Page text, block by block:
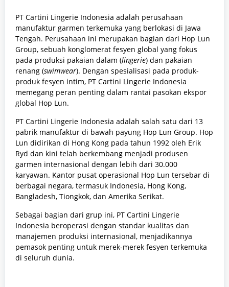
PT Cartini Lingerie Indonesia adalah perusahaan
manufaktur garmen terkemuka yang berlokasi di Jawa
Tengah. Perusahaan ini merupakan bagian dari Hop Lun
Group, sebuah konglomerat fesyen global yang fokus
pada produksi pakaian dalam (lingerie) dan pakaian
renang (swimwear). Dengan spesialisasi pada produk-
produk fesyen intim, PT Cartini Lingerie Indonesia
memegang peran penting dalam rantai pasokan ekspor
global Hop Lun.
PT Cartini Lingerie Indonesia adalah salah satu dari 13
pabrik manufaktur di bawah payung Hop Lun Group. Hop
Lun didirikan di Hong Kong pada tahun 1992 oleh Erik
Ryd dan kini telah berkembang menjadi produsen
garmen internasional dengan lebih dari 30.000
karyawan. Kantor pusat operasional Hop Lun tersebar di
berbagai negara, termasuk Indonesia, Hong Kong,
Bangladesh, Tiongkok, dan Amerika Serikat.
Sebagai bagian dari grup ini, PT Cartini Lingerie
Indonesia beroperasi dengan standar kualitas dan
manajemen produksi internasional, menjadikannya
pemasok penting untuk merek-merek fesyen terkemuka
di seluruh dunia.